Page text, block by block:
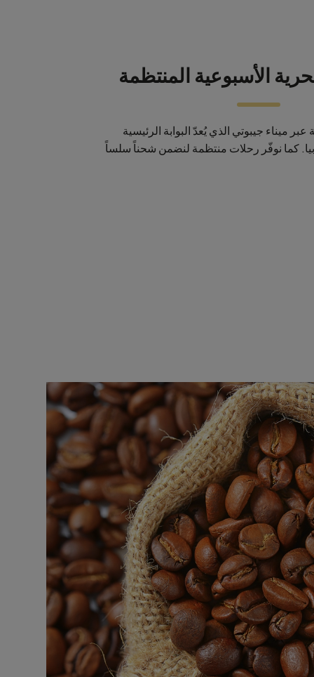
الأسبوعية المنتظمة
ميناء جيبوتي الذي يُعدّ البوابة الرئيسية
كما نوفّر رحلات منتظمة لنضمن شحناً سلساً